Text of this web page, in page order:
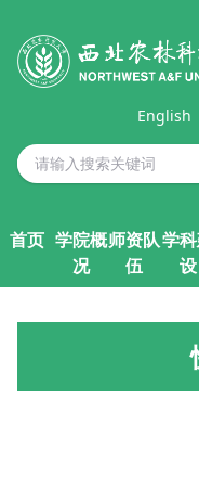
English
首页 学院概
况
师资队
伍
学
设